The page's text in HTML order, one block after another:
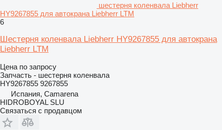
шестерня коленвала Liebherr
HY9267855 для автокрана Liebherr LTM
6
Шестерня коленвала Liebherr HY9267855 для автокрана
Liebherr LTM
Цена по запросу
Запчасть - шестерня коленвала
HY9267855 9267855
Испания, Camarena
HIDROBOYAL SLU
Связаться с продавцом